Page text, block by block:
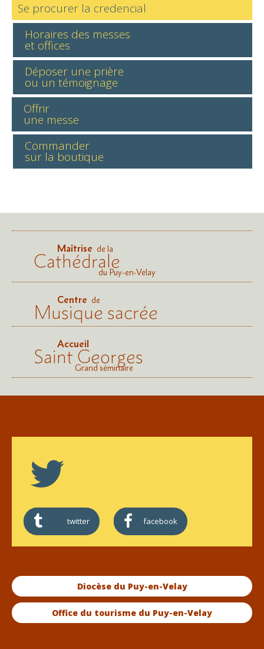
Se procurer la credencial
Horaires des messes
et offices
Déposer une prière
ou un témoignage
Offrir
une messe
Commander
sur la boutique
Maîtrise de la
Cathédraledu Puy-en-Velay
Centre de
Musique sacrée
Accueil
Saint Georges
Grand séminaire
twitter facebook
Diocèse du Puy-en-Velay
Office du tourisme du Puy-en-Velay